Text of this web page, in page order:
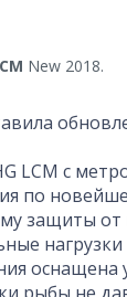
New 2018.
LCM с
по
защиты